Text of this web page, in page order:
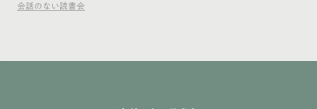
会話のない読書会